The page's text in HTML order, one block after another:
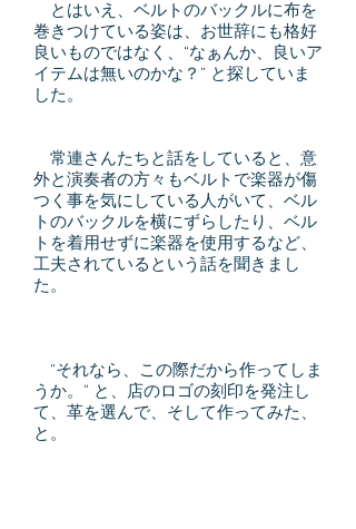
とはいえ、ベルトのバックルに布を
巻きつけている姿は、お世辞にも格好
良いものではなく、“なぁんか、良いア
イテムは無いのかな？” と探していま
した。
常連さんたちと話をしていると、意
外と演奏者の方々もベルトで楽器が傷
つく事を気にしている人がいて、ベル
トのバックルを横にずらしたり、ベル
トを着用せずに楽器を使用するなど、
工夫されているという話を聞きまし
た。
“それなら、この際だから作ってしま
うか。” と、店のロゴの刻印を発注し
て、革を選んで、そして作ってみた、
と。